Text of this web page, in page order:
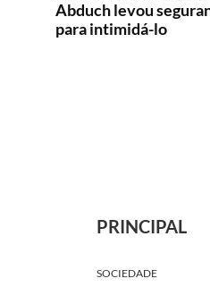
Abduch levou
para intimidá-lo
PRINCIPAL
SOCIEDADE